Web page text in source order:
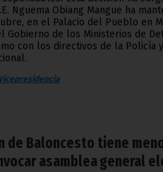
Nguema Obiang Mangue ha
en el Palacio del Pueblo en
Gobierno de los Ministerios de
con los directivos de la Policía
Vicepresidencia
de Baloncesto tiene
asamblea general